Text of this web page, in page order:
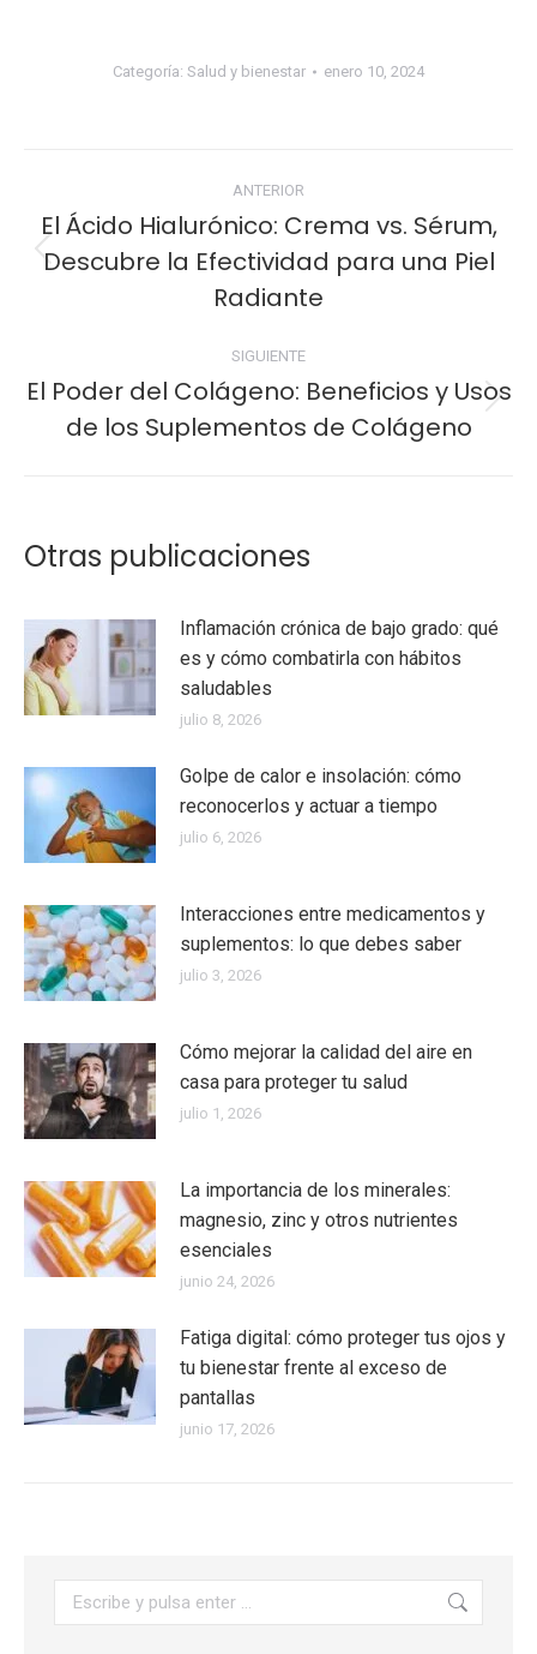
Categoría: Salud y bienestar enero 10, 2024
ANTERIOR
El Ácido Hialurónico: Crema vs. Sérum,
Descubre la Efectividad para una Piel
Radiante
SIGUIENTE
El Poder del Colágeno: Beneficios y Usos
de los Suplementos de Colágeno
Otras publicaciones
Inflamación crónica de bajo grado: qué
es y cómo combatirla con hábitos
saludables
julio 8, 2026
Golpe de calor e insolación: cómo
reconocerlos y actuar a tiempo
julio 6, 2026
Interacciones entre medicamentos y
suplementos: lo que debes saber
julio 3, 2026
Cómo mejorar la calidad del aire en
casa para proteger tu salud
julio 1, 2026
La importancia de los minerales:
magnesio, zinc y otros nutrientes
esenciales
junio 24, 2026
Fatiga digital: cómo proteger tus ojos y
tu bienestar frente al exceso de
pantallas
junio 17, 2026